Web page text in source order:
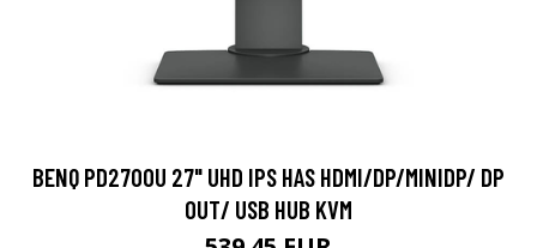
BENQ PD2700U 27" UHD IPS HAS HDMI/DP/MINIDP/ DP
OUT/ USB HUB KVM